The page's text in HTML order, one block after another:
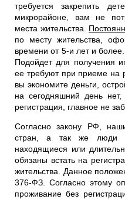
требуется закрепить
микрорайоне, вам не
места жительства.
по месту жительства,
времени от 5-и лет и
Подойдет для получения
ее требуют при приеме на
вы экономите деньги,
на сегодняшний день
регистрация, главное не
Согласно закону РФ,
стран, а так же люди
находящиеся или
обязаны встать на
жительства. Данное
376-ФЗ. Согласно этому
проживание без